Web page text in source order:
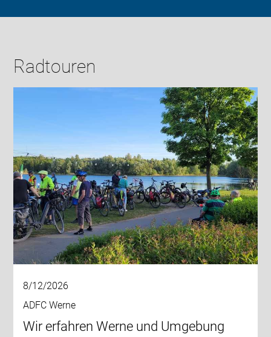
Radtouren
8/12/2026
ADFC Werne
Wir erfahren Werne und Umgebung